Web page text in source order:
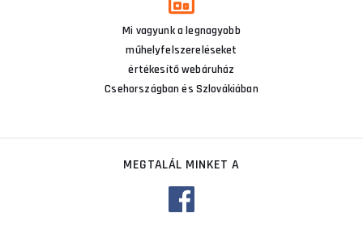
Mi vagyunk a legnagyobb
műhelyfelszereléseket
értékesítő webáruház
Csehországban és Szlovákiában
MEGTALÁL MINKET A